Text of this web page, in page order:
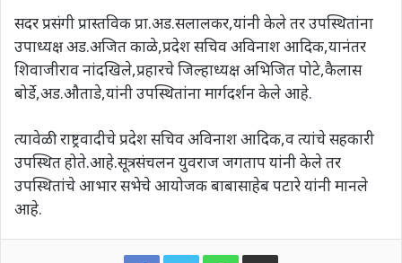
सदर प्रसंगी प्रास्तविक प्रा.अड.सलालकर,यांनी केले तर उपस्थितांना
उपाध्यक्ष अड.अजित काळे,प्रदेश सचिव अविनाश आदिक,यानंतर
शिवाजीराव नांदखिले,प्रहारचे जिल्हाध्यक्ष अभिजित पोटे,कैलास
बोर्डे,अड.औताडे,यांनी उपस्थितांना मार्गदर्शन केले आहे.
त्यावेळी राष्ट्रवादीचे प्रदेश सचिव अविनाश आदिक,व त्यांचे सहकारी
उपस्थित होते.आहे.सूत्रसंचलन युवराज जगताप यांनी केले तर
उपस्थितांचे आभार सभेचे आयोजक बाबासाहेब पटारे यांनी मानले
आहे.
WhatsAppShare via Email